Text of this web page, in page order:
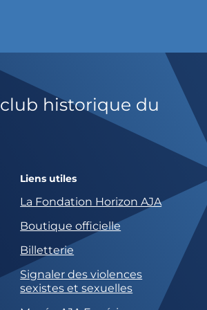
club historique du
Liens utiles
La Fondation Horizon AJA
Boutique officielle
Billetterie
Signaler des violences
sexistes et sexuelles